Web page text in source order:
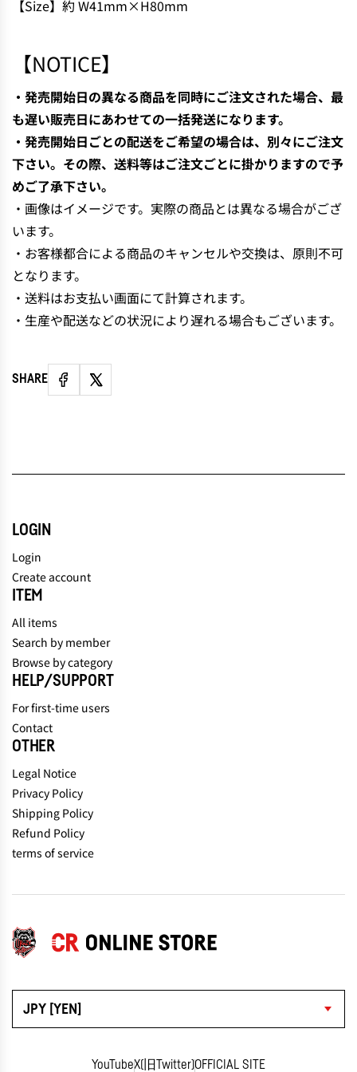
N
【Size】約 W41mm×H80mm
【NOTICE】
・発売開始日の異なる商品を同時にご注文された場合、最
も遅い販売日にあわせての一括発送になります。
・発売開始日ごとの配送をご希望の場合は、別々にご注文
下さい。その際、送料等はご注文ごとに掛かりますので予
めご了承下さい。
・画像はイメージです。実際の商品とは異なる場合がござ
います。
・お客様都合による商品のキャンセルや交換は、原則不可
となります。
・送料はお支払い画面にて計算されます。
・生産や配送などの状況により遅れる場合もございます。
SHARE
JPY [YEN]
YouTubeX(旧Twitter)OFFICIAL SITE
LOGIN
Login
Create account
ITEM
All items
Search by member
Browse by category
HELP/SUPPORT
For first-time users
Contact
OTHER
Legal Notice
Privacy Policy
Shipping Policy
Refund Policy
terms of service